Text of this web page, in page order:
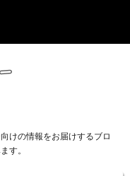
けの情報をお届けするブロ
す。